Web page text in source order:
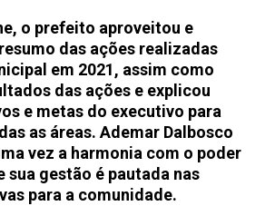
o prefeito aproveitou e
das ações realizadas
em 2021, assim como
das ações e explicou
e metas do executivo para
as áreas. Ademar Dalbosco
vez a harmonia com o poder
sua gestão é pautada nas
para a comunidade.